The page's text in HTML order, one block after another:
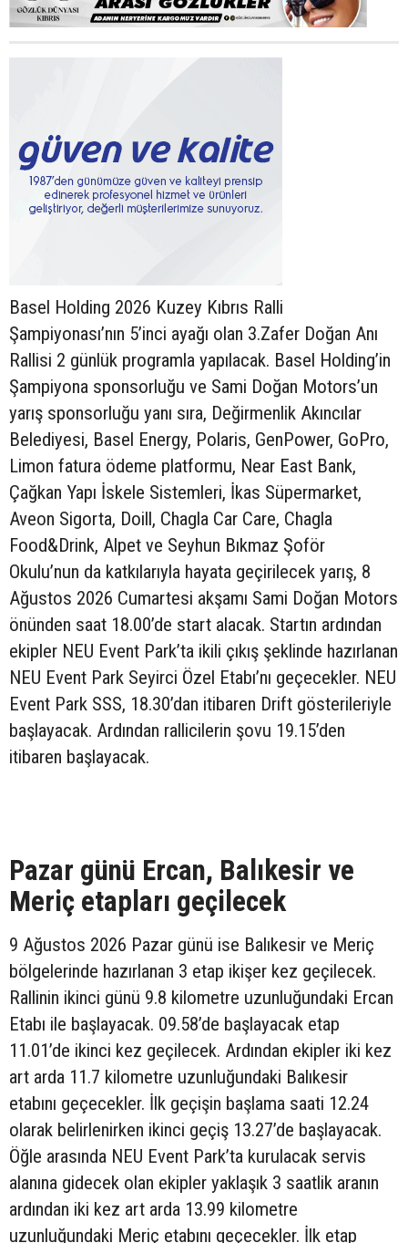
Basel Holding 2026 Kuzey Kıbrıs Ralli
Şampiyonası’nın 5’inci ayağı olan 3.Zafer Doğan Anı
Rallisi 2 günlük programla yapılacak. Basel Holding’in
Şampiyona sponsorluğu ve Sami Doğan Motors’un
yarış sponsorluğu yanı sıra, Değirmenlik Akıncılar
Belediyesi, Basel Energy, Polaris, GenPower, GoPro,
Limon fatura ödeme platformu, Near East Bank,
Çağkan Yapı İskele Sistemleri, İkas Süpermarket,
Aveon Sigorta, Doill, Chagla Car Care, Chagla
Food&Drink, Alpet ve Seyhun Bıkmaz Şoför
Okulu’nun da katkılarıyla hayata geçirilecek yarış, 8
Ağustos 2026 Cumartesi akşamı Sami Doğan Motors
önünden saat 18.00’de start alacak. Startın ardından
ekipler NEU Event Park’ta ikili çıkış şeklinde hazırlanan
NEU Event Park Seyirci Özel Etabı’nı geçecekler. NEU
Event Park SSS, 18.30’dan itibaren Drift gösterileriyle
başlayacak. Ardından rallicilerin şovu 19.15’den
itibaren başlayacak.
Pazar günü Ercan, Balıkesir ve
Meriç etapları geçilecek
9 Ağustos 2026 Pazar günü ise Balıkesir ve Meriç
bölgelerinde hazırlanan 3 etap ikişer kez geçilecek.
Rallinin ikinci günü 9.8 kilometre uzunluğundaki Ercan
Etabı ile başlayacak. 09.58’de başlayacak etap
11.01’de ikinci kez geçilecek. Ardından ekipler iki kez
art arda 11.7 kilometre uzunluğundaki Balıkesir
etabını geçecekler. İlk geçişin başlama saati 12.24
olarak belirlenirken ikinci geçiş 13.27’de başlayacak.
Öğle arasında NEU Event Park’ta kurulacak servis
alanına gidecek olan ekipler yaklaşık 3 saatlik aranın
ardından iki kez art arda 13.99 kilometre
uzunluğundaki Meriç etabını geçecekler. İlk etap